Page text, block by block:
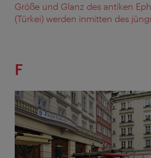
Größe und Glanz des antiken
(Türkei) werden inmitten des
F